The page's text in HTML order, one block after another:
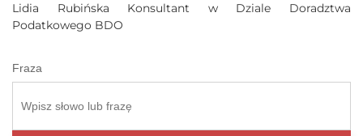
Lidia Rubińska Konsultant w Dziale Doradztwa
Podatkowego BDO
Fraza